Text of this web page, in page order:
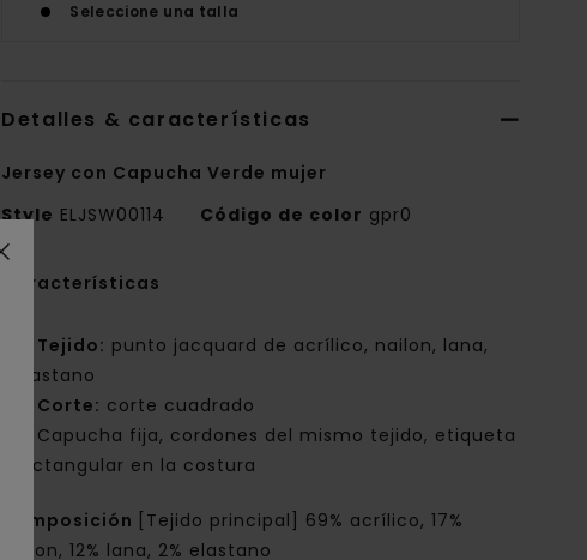
Seleccione una talla
Detalles & características
Jersey con Capucha Verde mujer
Style ELJSW00114 Código de color gpr0
Características
Tejido: punto jacquard de acrílico, nailon, lana,
elastano
Corte: corte cuadrado
Capucha fija, cordones del mismo tejido, etiqueta
rectangular en la costura
Composición
[Tejido principal] 69% acrílico, 17%
nailon, 12% lana, 2% elastano